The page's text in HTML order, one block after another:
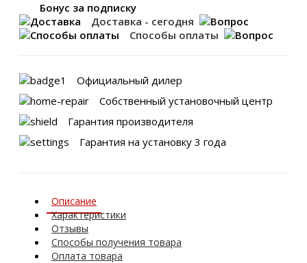
Бонус за подписку
Доставка - сегодня
Способы оплаты
Официальный дилер
Собственный установочный центр
Гарантия производителя
Гарантия на установку 3 года
Описание
Характеристики
Отзывы
Способы получения товара
Оплата товара